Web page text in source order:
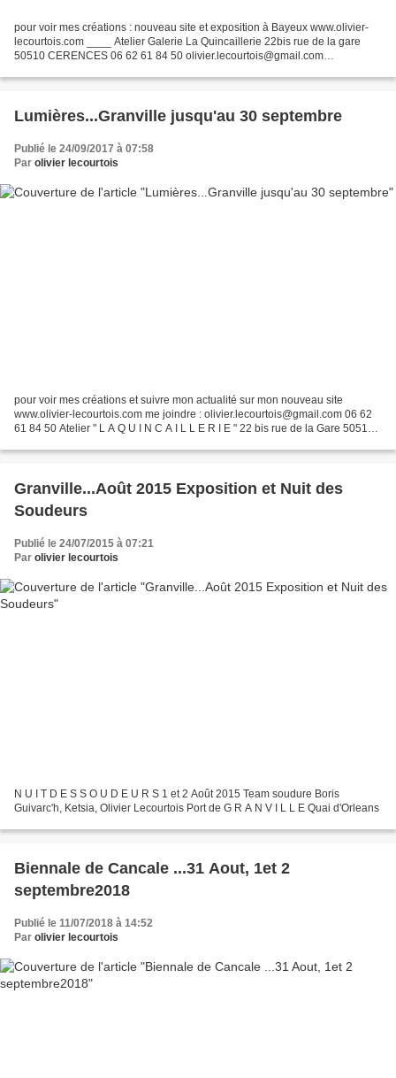
pour voir mes créations : nouveau site et exposition à Bayeux www.olivier-
lecourtois.com ____ Atelier Galerie La Quincaillerie 22bis rue de la gare
50510 CERENCES 06 62 61 84 50 olivier.lecourtois@gmail.com
Lumières...Granville jusqu'au 30 septembre
Publié le 24/09/2017 à 07:58
Par olivier lecourtois
pour voir mes créations et suivre mon actualité sur mon nouveau site
www.olivier-lecourtois.com me joindre : olivier.lecourtois@gmail.com 06 62
61 84 50 Atelier " L A Q U I N C A I L L E R I E " 22 bis rue de la Gare 50510
Granville...Août 2015 Exposition et Nuit des
Soudeurs
Publié le 24/07/2015 à 07:21
Par olivier lecourtois
N U I T D E S S O U D E U R S 1 et 2 Août 2015 Team soudure Boris
Guivarc'h, Ketsia, Olivier Lecourtois Port de G R A N V I L L E Quai d'Orleans
Biennale de Cancale ...31 Aout, 1et 2
septembre2018
Publié le 11/07/2018 à 14:52
Par olivier lecourtois